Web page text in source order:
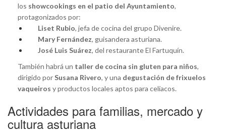
los showcookings en el patio del Ayuntamiento,
protagonizados por:
Liset Rubio, jefa de cocina del grupo Divenire.
Mary Fernández, guisandera asturiana.
José Luis Suárez, del restaurante El Fartuquín.
También habrá un taller de cocina sin gluten para niños,
dirigido porSusana Rivero, y una degustación de frixuelos
vaqueiros y productos locales aptos para celíacos.
Actividades para familias, mercado y
cultura asturiana